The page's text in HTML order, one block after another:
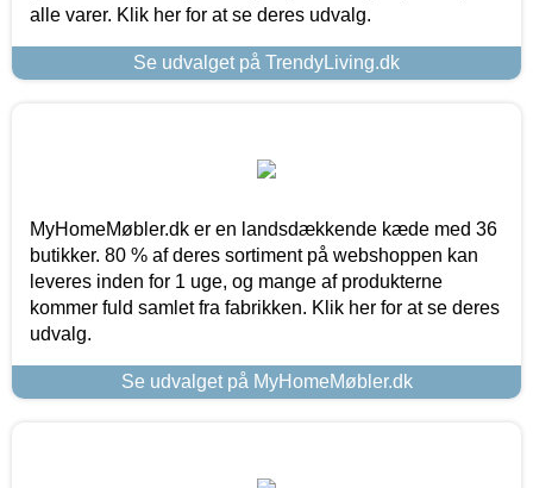
alle varer. Klik her for at se deres udvalg.
Se udvalget på TrendyLiving.dk
MyHomeMøbler.dk er en landsdækkende kæde med 36
butikker. 80 % af deres sortiment på webshoppen kan
leveres inden for 1 uge, og mange af produkterne
kommer fuld samlet fra fabrikken. Klik her for at se deres
udvalg.
Se udvalget på MyHomeMøbler.dk